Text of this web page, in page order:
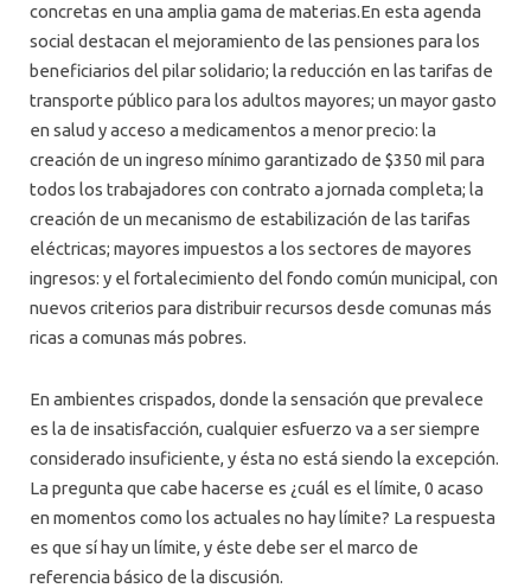
concretas en una amplia gama de materias.En esta agenda
social destacan el mejoramiento de las pensiones para los
beneficiarios del pilar solidario; la reducción en las tarifas de
transporte público para los adultos mayores; un mayor gasto
en salud y acceso a medicamentos a menor precio: la
creación de un ingreso mínimo garantizado de $350 mil para
todos los trabajadores con contrato a jornada completa; la
creación de un mecanismo de estabilización de las tarifas
eléctricas; mayores impuestos a los sectores de mayores
ingresos: y el fortalecimiento del fondo común municipal, con
nuevos criterios para distribuir recursos desde comunas más
ricas a comunas más pobres.
En ambientes crispados, donde la sensación que prevalece
es la de insatisfacción, cualquier esfuerzo va a ser siempre
considerado insuficiente, y ésta no está siendo la excepción.
La pregunta que cabe hacerse es ¿cuál es el límite, 0 acaso
en momentos como los actuales no hay límite? La respuesta
es que sí hay un límite, y éste debe ser el marco de
referencia básico de la discusión.